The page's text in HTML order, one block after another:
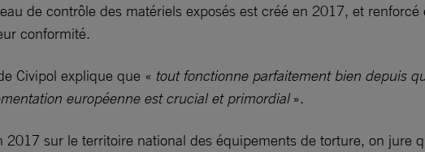
de contrôle des matériels exposés est créé en 2017, et
conformité.
Civipol explique que « tout fonctionne parfaitement bien depuis
européenne est crucial et primordial».
sur le territoire national des équipements de torture, on jure